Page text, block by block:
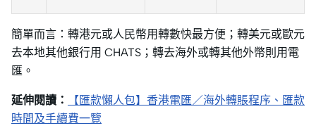
簡單而言：轉港元或人民幣用轉數快最方便；轉美元或歐元
去本地其他銀行用 CHATS；轉去海外或轉其他外幣則用電
匯。
延伸閱讀：
【匯款懶人包】香港電匯／海外轉賬程序、匯款
時間及手續費一覽